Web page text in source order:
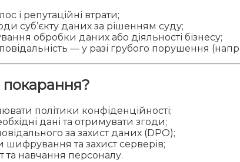
і репутаційні втрати;
суб’єкту даних за рішенням суду;
обробки даних або діяльності бізнесу;
— у разі грубого порушення
політики конфіденційності;
дані та отримувати згоди;
за захист даних (DPO);
шифрування та захист серверів;
навчання персоналу.